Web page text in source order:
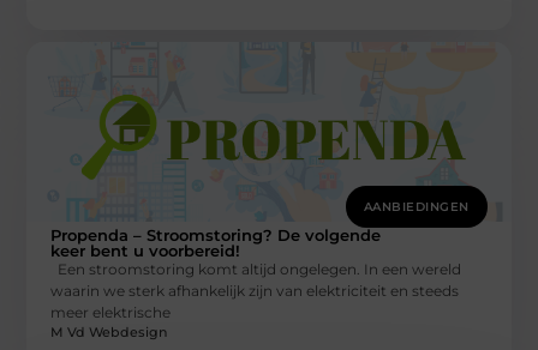
AANBIEDINGEN
Propenda – Stroomstoring? De volgende
keer bent u voorbereid!
Een stroomstoring komt altijd ongelegen. In een wereld
waarin we sterk afhankelijk zijn van elektriciteit en steeds
meer elektrische
M Vd Webdesign